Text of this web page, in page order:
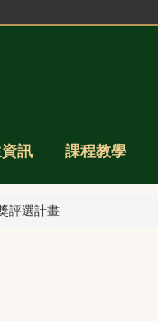
訊 課程教學
評選計畫